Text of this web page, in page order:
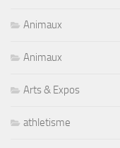
Animaux
Animaux
Arts & Expos
athletisme